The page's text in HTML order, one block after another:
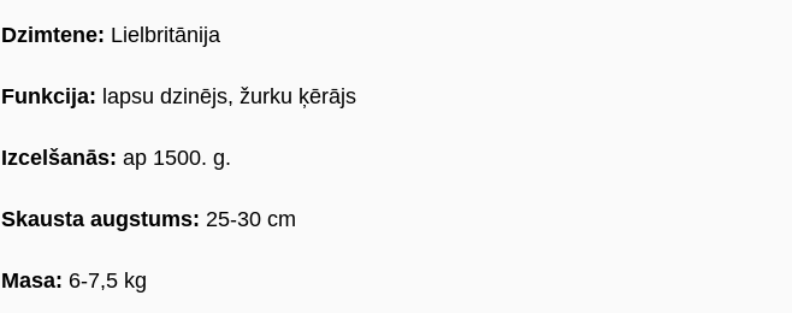
Dzimtene: Lielbritānija
Funkcija: lapsu dzinējs, žurku ķērājs
Izcelšanās: ap 1500. g.
Skausta augstums: 25-30 cm
Masa: 6-7,5 kg